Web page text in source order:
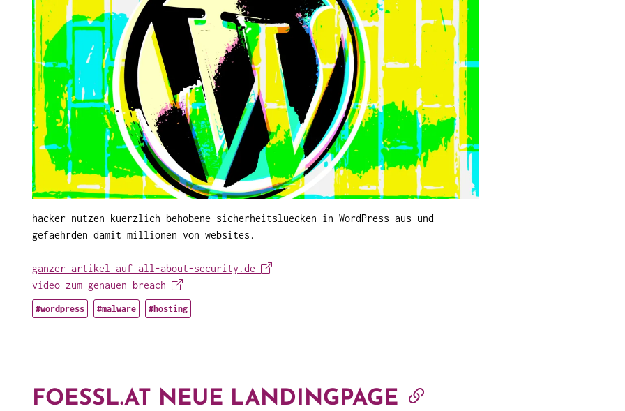
hacker nutzen kuerzlich behobene sicherheitsluecken in WordPress aus und
gefaehrden damit millionen von websites.
ganzer artikel auf all-about-security.de
video zum genauen breach
#wordpress #malware #hosting
FOESSL.AT NEUE LANDINGPAGE